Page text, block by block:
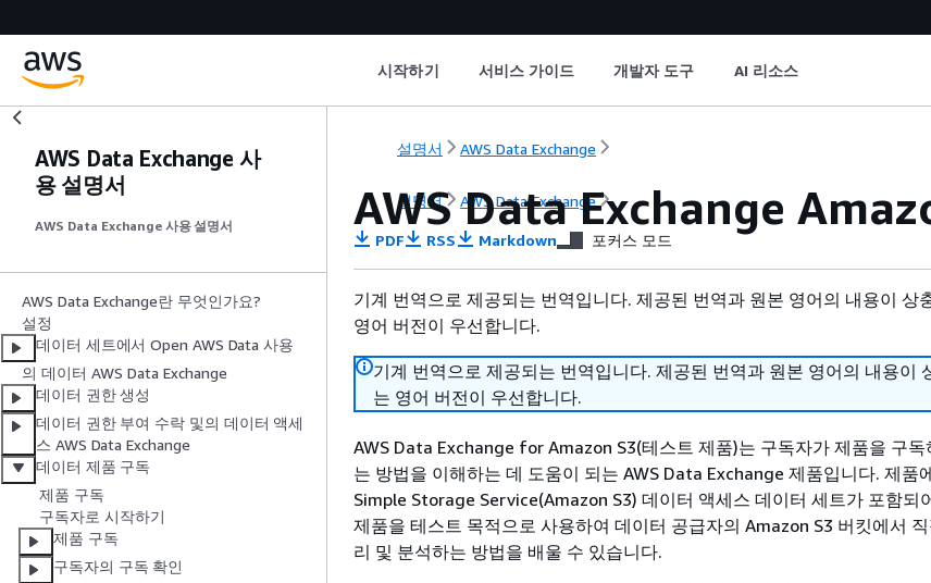
시작하기 서비스 가이드 개발자 도구 AI 리소스
AWS Data Exchange 사
용 설명서
AWS Data Exchange 사용 설명서
AWS Data Exchange란 무엇인가요?
설정
데이터 세트에서 Open AWS Data 사용
의 데이터 AWS Data Exchange
데이터 권한 생성
데이터 권한 부여 수락 및의 데이터 액세
스 AWS Data Exchange
데이터 제품 구독
제품 구독
구독자로 시작하기
제품 구독
구독자의 구독 확인
설명서 AWS Data Exchange
설명서 AWS Data Exchange
AWS Data Exchange
PDF RSS Markdown 포커스 모드
기계 번역으로 제공되는 번역입니다. 제공된 번역과 원본 영어의 내용이 상
영어 버전이 우선합니다.
기계 번역으로 제공되는 번역입니다. 제공된 번역과 원본 영어의 내용이
는 영어 버전이 우선합니다.
AWS Data Exchange for Amazon S3(테스트 제품)는 구독자가 제품을 구
는 방법을 이해하는 데 도움이 되는 AWS Data Exchange 제품입니다. 제품
Simple Storage Service(Amazon S3) 데이터 액세스 데이터 세트가 포함되
제품을 테스트 목적으로 사용하여 데이터 공급자의 Amazon S3 버킷에서
리 및 분석하는 방법을 배울 수 있습니다.